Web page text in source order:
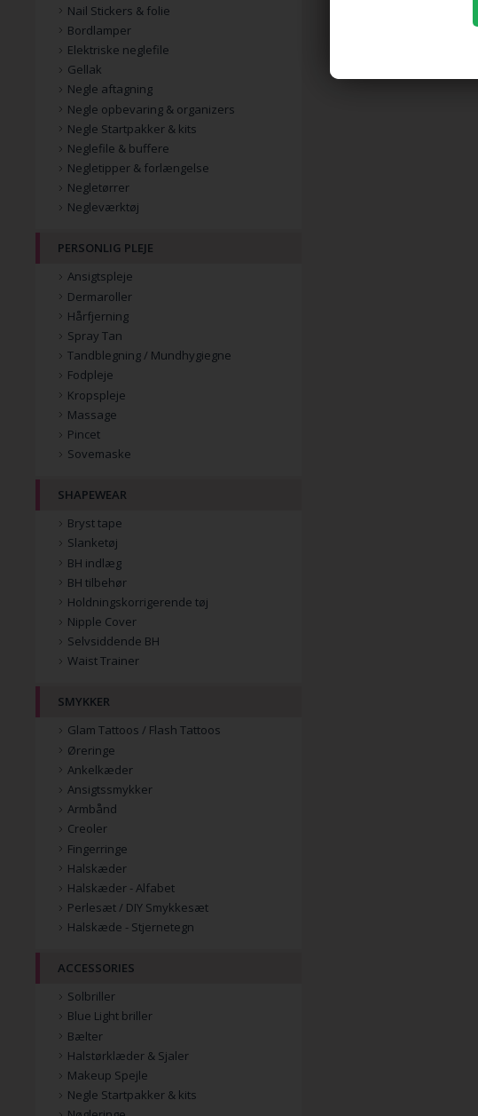
Nail Stickers & folie
Bordlamper
Elektriske neglefile
Gellak
Negle aftagning
Negle opbevaring & organizers
Negle Startpakker & kits
Neglefile & buffere
Negletipper & forlængelse
Negletørrer
Negleværktøj
PERSONLIG PLEJE
Ansigtspleje
Dermaroller
Hårfjerning
Spray Tan
Tandblegning / Mundhygiegne
Fodpleje
Kropspleje
Massage
Pincet
Sovemaske
SHAPEWEAR
Bryst tape
Slanketøj
BH indlæg
BH tilbehør
Holdningskorrigerende tøj
Nipple Cover
Selvsiddende BH
Waist Trainer
SMYKKER
Glam Tattoos / Flash Tattoos
Øreringe
Ankelkæder
Ansigtssmykker
Armbånd
Creoler
Fingerringe
Halskæder
Halskæder - Alfabet
Perlesæt / DIY Smykkesæt
Halskæde - Stjernetegn
ACCESSORIES
Solbriller
Blue Light briller
Bælter
Halstørklæder & Sjaler
Makeup Spejle
Negle Startpakker & kits